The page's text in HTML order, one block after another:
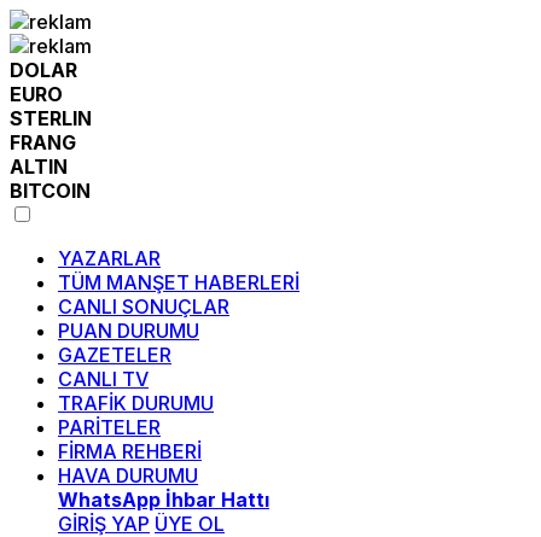
DOLAR
EURO
STERLIN
FRANG
ALTIN
BITCOIN
YAZARLAR
TÜM MANŞET HABERLERİ
CANLI SONUÇLAR
PUAN DURUMU
GAZETELER
CANLI TV
TRAFİK DURUMU
PARİTELER
FİRMA REHBERİ
HAVA DURUMU
WhatsApp İhbar Hattı
GİRİŞ YAP ÜYE OL